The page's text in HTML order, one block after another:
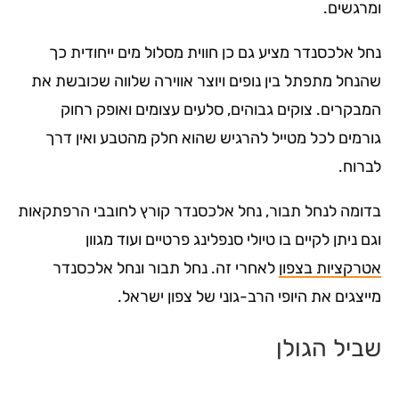
ומרגשים.
נחל אלכסנדר מציע גם כן חווית מסלול מים ייחודית כך
שהנחל מתפתל בין נופים ויוצר אווירה שלווה שכובשת את
המבקרים. צוקים גבוהים, סלעים עצומים ואופק רחוק
גורמים לכל מטייל להרגיש שהוא חלק מהטבע ואין דרך
לברוח.
בדומה לנחל תבור, נחל אלכסנדר קורץ לחובבי הרפתקאות
וגם ניתן לקיים בו טיולי סנפלינג פרטיים ועוד מגוון
אטרקציות בצפוןלאחרי זה. נחל תבור ונחל אלכסנדר
מייצגים את היופי הרב-גוני של צפון ישראל.
שביל הגולן